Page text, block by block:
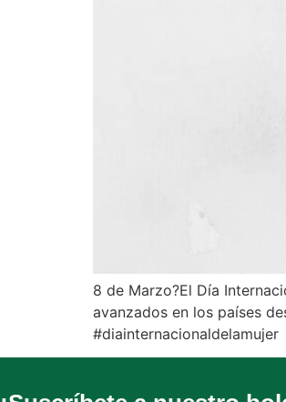
8 de Marzo?El Día
avanzados en los países
#diainternacionaldelamujer